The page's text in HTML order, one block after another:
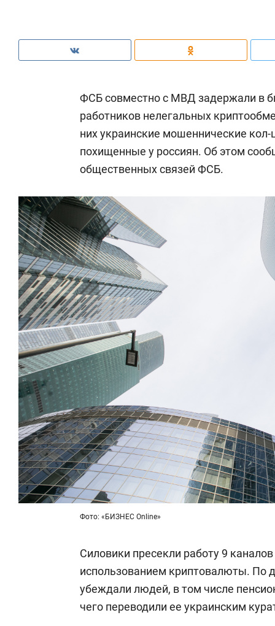
ФСБ совместно с МВД задержали в
работников нелегальных
них украинские мошеннические
похищенные у россиян. Об этом
общественных связей ФСБ.
Фото: «БИЗНЕС Online»
Силовики пресекли работу 9
использованием криптовалюты. По
убеждали людей, в том числе
чего переводили ее украинским